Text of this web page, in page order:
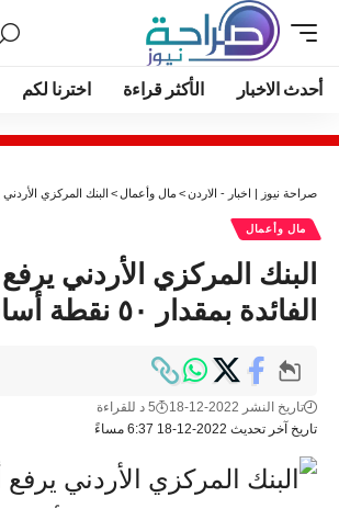
أحدث الاخبار الأكثر قراءة اخترنا لكم
صراحة نيوز | اخبار - الاردن> مال وأعمال > البنك المركزي الأردني يرفع
مال وأعمال
البنك المركزي الأردني
الفائدة بمقدار ٥٠ نقطة أساس
تاريخ آخر تحديث 2022-12-18 6:37 مساءً
تاريخ النشر 2022-12-18 5 د للقراءة